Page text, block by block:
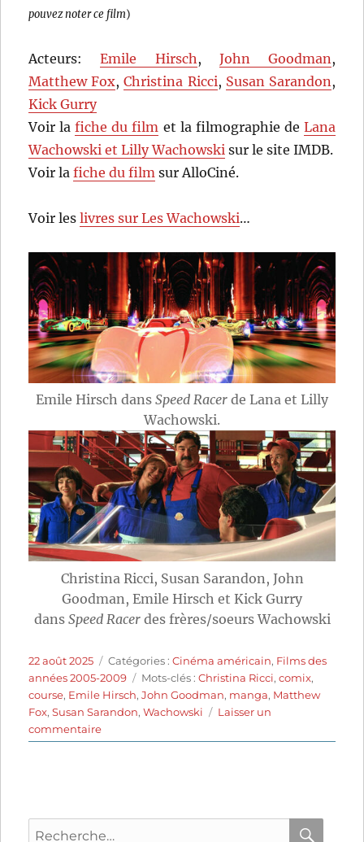
pouvez noter ce film)
Acteurs:Emile Hirsch, John Goodman,
Matthew Fox,Christina Ricci, Susan Sarandon,
Kick Gurry
Voir lafiche du film et la filmographie de Lana
Wachowski et Lilly Wachowski sur le site IMDB.
Voir lafiche du film sur AlloCiné.
Voir leslivres sur Les Wachowski…
Emile Hirsch dans Speed Racer de Lana et Lilly
Wachowski.
Christina Ricci, Susan Sarandon, John
Goodman, Emile Hirsch et Kick Gurry
dans Speed Racerdes frères/soeurs Wachowski
Publié
le
22 août 2025 Catégories
Catégories :Cinéma américain, Films des
années 2005-2009
Étiquettes
Mots-clés :Christina Ricci,comix,
course, Emile Hirsch,John Goodman, manga, Matthew
Fox,Susan Sarandon,Wachowski
Laisser un
commentairesur
Speed
Wachowski
Recherche